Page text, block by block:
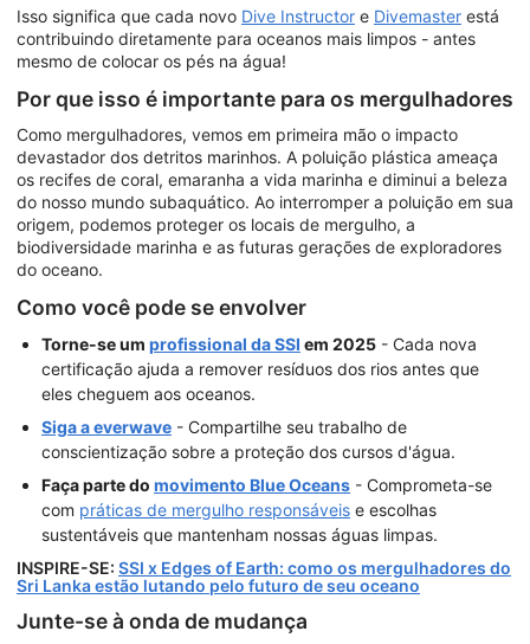
Isso significa que cada novo Dive Instructor e Divemaster está
contribuindo diretamente para oceanos mais limpos - antes
mesmo de colocar os pés na água!
Por que isso é importante para os mergulhadores
Como mergulhadores, vemos em primeira mão o impacto
devastador dos detritos marinhos. A poluição plástica ameaça
os recifes de coral, emaranha a vida marinha e diminui a beleza
do nosso mundo subaquático. Ao interromper a poluição em sua
origem, podemos proteger os locais de mergulho, a
biodiversidade marinha e as futuras gerações de exploradores
do oceano.
Como você pode se envolver
Torne-se um profissional da SSI em 2025 - Cada nova
certificação ajuda a remover resíduos dos rios antes que
eles cheguem aos oceanos.
Siga a everwave - Compartilhe seu trabalho de
conscientização sobre a proteção dos cursos d'água.
Faça parte do movimento Blue Oceans - Comprometa-se
com práticas de mergulho responsáveis e escolhas
sustentáveis que mantenham nossas águas limpas.
INSPIRE-SE: SSI x Edges of Earth: como os mergulhadores do
Sri Lanka estão lutando pelo futuro de seu oceano
Junte-se à onda de mudança